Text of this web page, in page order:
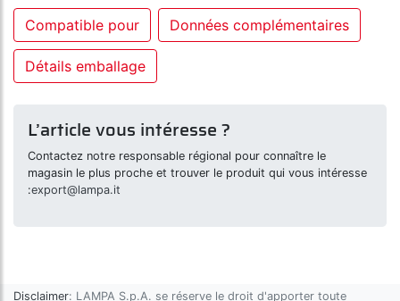
Compatible pour Données complémentaires
Détails emballage
L’article vous intéresse ?
Contactez notre responsable régional pour connaître le
magasin le plus proche et trouver le produit qui vous intéresse
:export@lampa.it
Disclaimer: LAMPA S.p.A. se réserve le droit d'apporter toute